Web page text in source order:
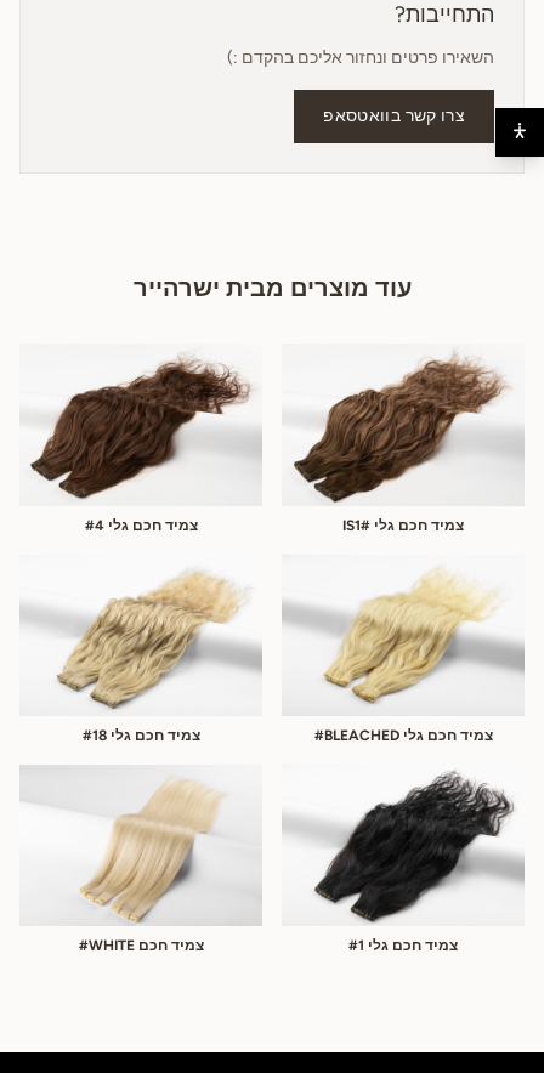
התחייבות?
השאירו פרטים ונחזור אליכם בהקדם :)
צרו קשר בוואטסאפ
עוד מוצרים מבית ישרהייר
צמיד חכם גלי #IS1 צמיד חכם גלי #4
צמיד חכם גלי BLEACHED# צמיד חכם גלי #18
צמיד חכם גלי #1 צמיד חכם WHITE#